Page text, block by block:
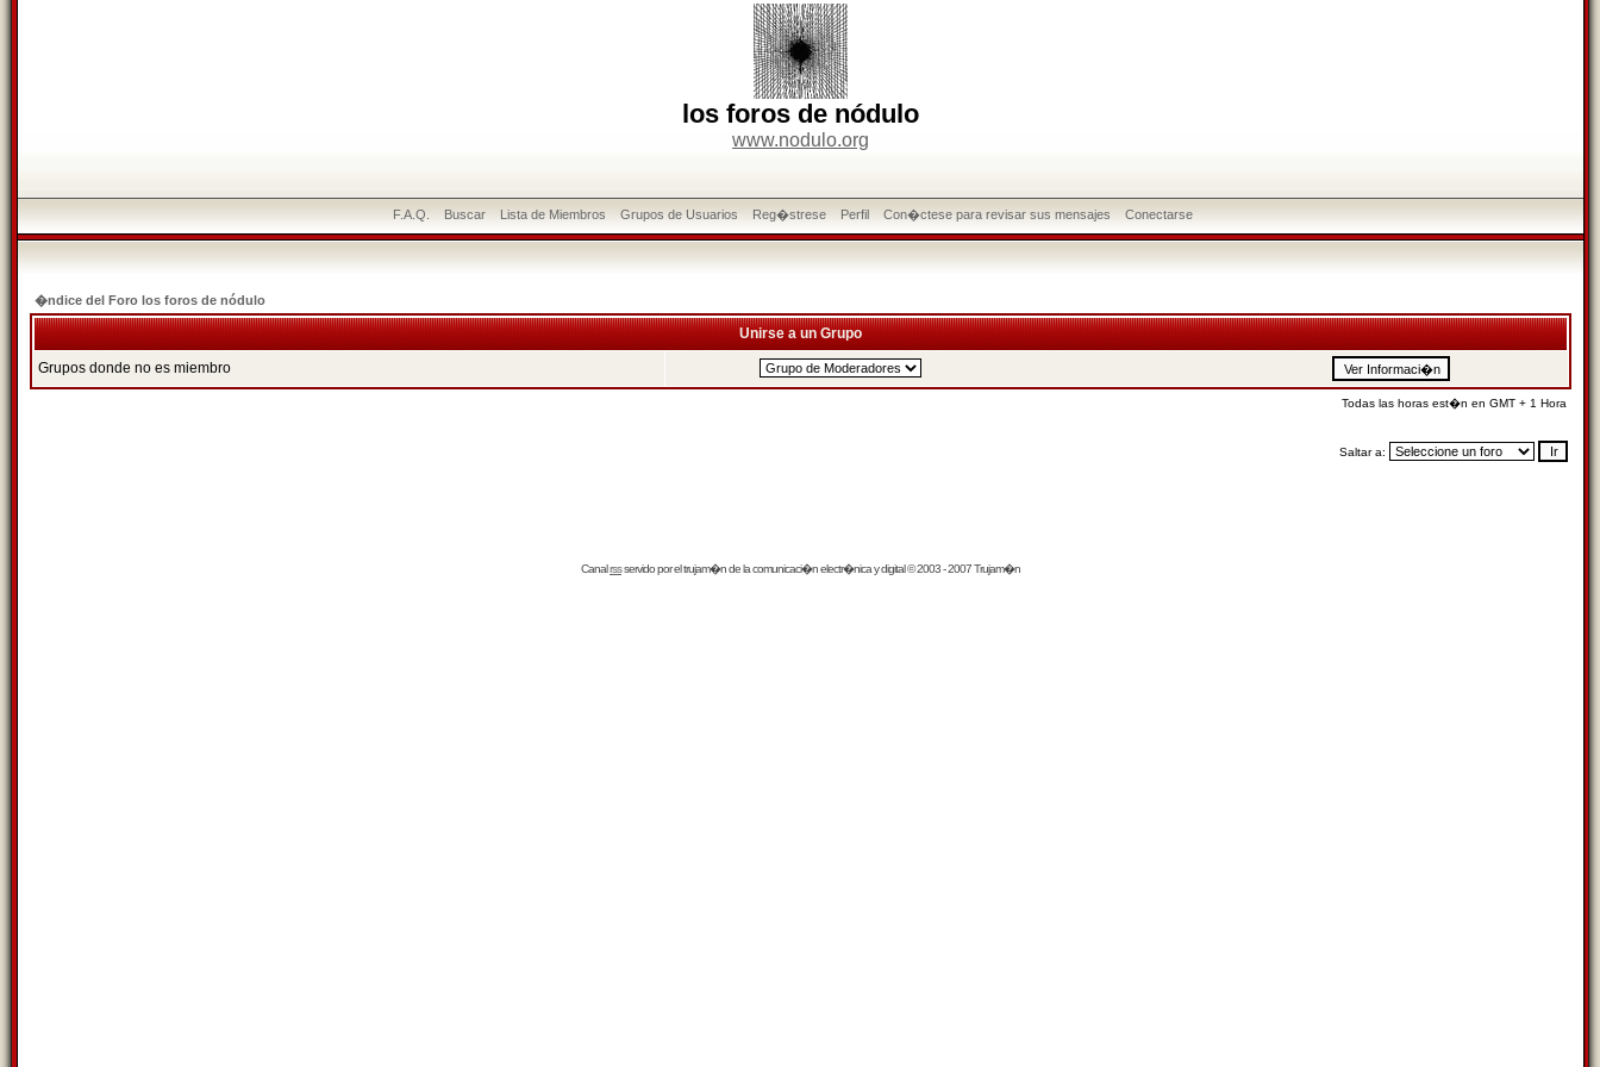
los foros de nódulo
www.nodulo.org
F.A.Q. Buscar Lista de Miembros Grupos de Usuarios Reg�strese Perfil Con�ctese para revisar sus mensajes Conectarse
�ndice del Foro los foros de nódulo
Unirse a un Grupo
Grupos donde no es miembro
Todas las horas est�n en GMT + 1 Hora
Saltar a:
Canalrssservido por eltrujam�nde la comunicaci�n electr�nica y digital © 2003 - 2007 Trujam�n